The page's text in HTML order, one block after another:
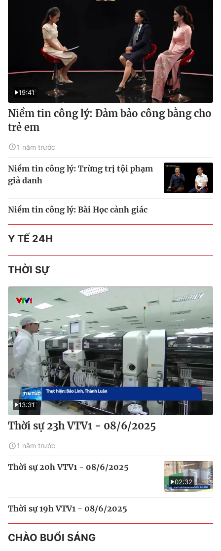
19:41
Niềm tin công lý: Đảm bảo công bằng cho
trẻ em
1 năm trước
Niềm tin công lý: Trừng trị tội phạm
giả danh
Niềm tin công lý: Bài Học cảnh giác
Y TẾ 24H
THỜI SỰ
13:31
Thời sự 23h VTV1 - 08/6/2025
1 năm trước
02:32
Thời sự 20h VTV1 - 08/6/2025
Thời sự 19h VTV1 - 08/6/2025
CHÀO BUỔI SÁNG